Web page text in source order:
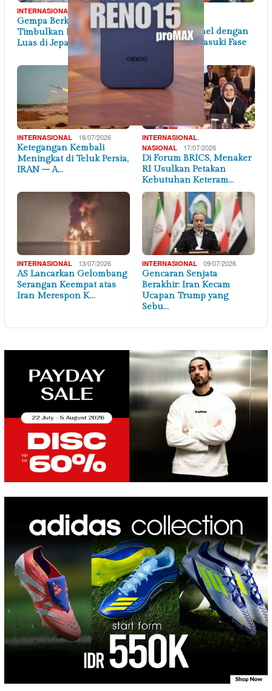
INTERNASIONAL 28/07/2026
Gempa Berkekuatan 7,1 SR
Timbulkan Kerusakan
Luas di Jepang
INTERNASIONAL ,
OPINI 25/07/2026
Konflik AS-Israel dengan
Iran Kini Memasuki Fase
INTERNASIONAL 18/07/2026
Ketegangan Kembali
Meningkat di Teluk Persia,
IRAN – A…
INTERNASIONAL
NASIONAL 17/07/2026
Di Forum BRICS, Menaker
RI Usulkan Petakan
Kebutuhan Keteram…
INTERNASIONAL 13/07/2026
AS Lancarkan Gelombang
Serangan Keempat atas
Iran Merespon K…
INTERNASIONAL 09/07/2026
Gencaran Senjata
Berakhir: Iran Kecam
Ucapan Trump yang
Sebu…